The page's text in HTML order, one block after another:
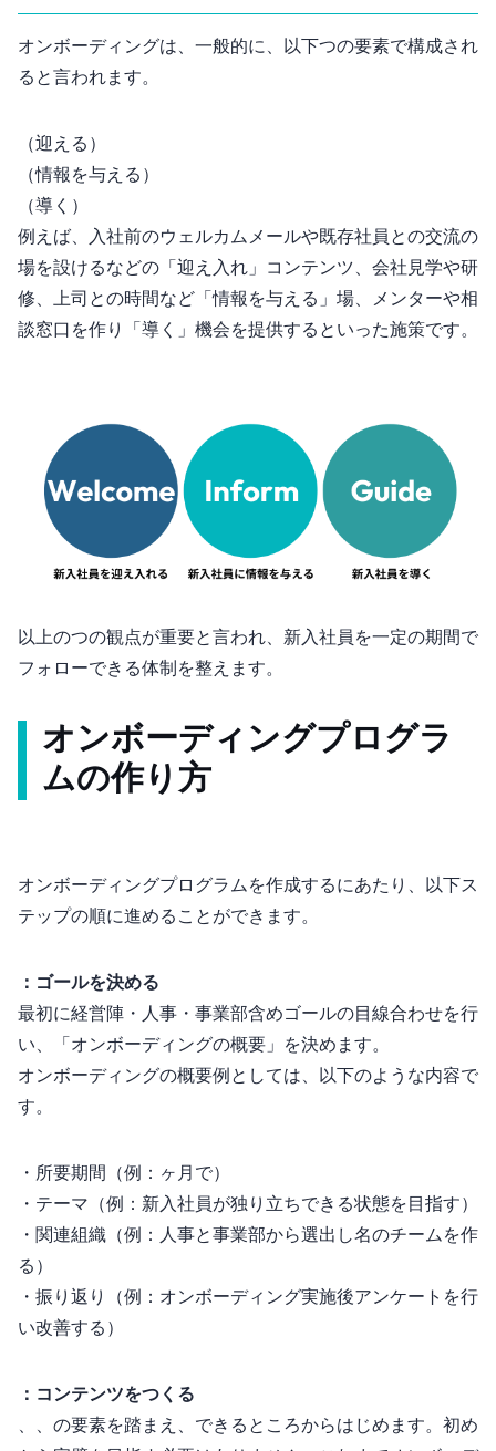
オンボーディングは、一般的に、以下3つの要素で構成され
ると言われます。
Welcome（迎える）
Inform（情報を与える）
Guide（導く）
例えば、入社前のウェルカムメールや既存社員との交流の
場を設けるなどの「迎え入れ」コンテンツ、会社見学や研
修、上司との時間など「情報を与える」場、メンターや相
談窓口を作り「導く」機会を提供するといった施策です。
以上の3つの観点が重要と言われ、新入社員を一定の期間で
フォローできる体制を整えます。
オンボーディングプログラ
ムの作り方
オンボーディングプログラムを作成するにあたり、以下3ス
テップの順に進めることができます。
Step1：ゴールを決める
最初に経営陣・人事・事業部含めゴールの目線合わせを行
い、「オンボーディングの概要」を決めます。
オンボーディングの概要例としては、以下のような内容で
す。
・所要期間（例：3ヶ月で）
・テーマ（例：新入社員が独り立ちできる状態を目指す）
・関連組織（例：人事と事業部から選出し5名のチームを作
る）
・振り返り（例：オンボーディング実施後アンケートを行
い改善する）
Step 2：コンテンツをつくる
Welcome、Inform、Guideの3要素を踏まえ、”できるところ”からはじめます。初め